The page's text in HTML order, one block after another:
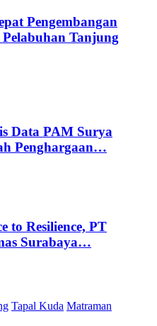
Pengembangan
Tanjung
Data PAM Surya
Penghargaan…
to Resilience, PT
Surabaya…
Tapal Kuda Matraman